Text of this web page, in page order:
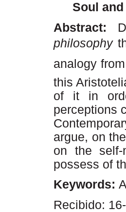
Soul and
Abstract:
philosophy
analogy from
this
of it in
perceptions
argue, on the
on the self-
possess of
Keywords:
Recibido: